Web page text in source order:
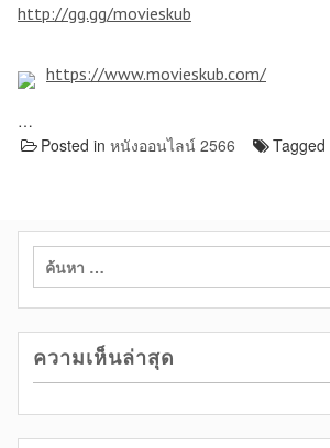
http://gg.gg/movieskub
https://www.movieskub.com/
…
Posted in หนังออนไลน์ 2566 Tagged
ค้นหา
สำหรับ:
ความเห็นล่าสุด